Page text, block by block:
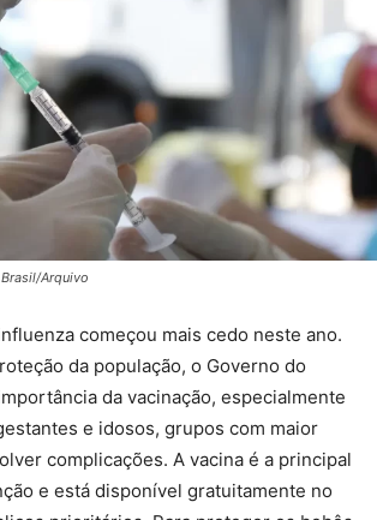
Arquivo
começou mais cedo neste ano.
da população, o Governo do
da vacinação, especialmente
e idosos, grupos com maior
complicações. A vacina é a principal
e está disponível gratuitamente no